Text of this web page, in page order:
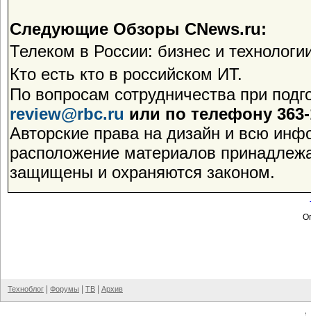
Следующие Обзоры CNews.ru:
Телеком в России: бизнес и
Кто есть кто в российском ИТ.
По вопросам сотрудничества при
review@rbc.ru или по телефону
Авторские права на дизайн и всю
расположение материалов
защищены и охраняются законом.
Техноблог Форумы ТВ Архив